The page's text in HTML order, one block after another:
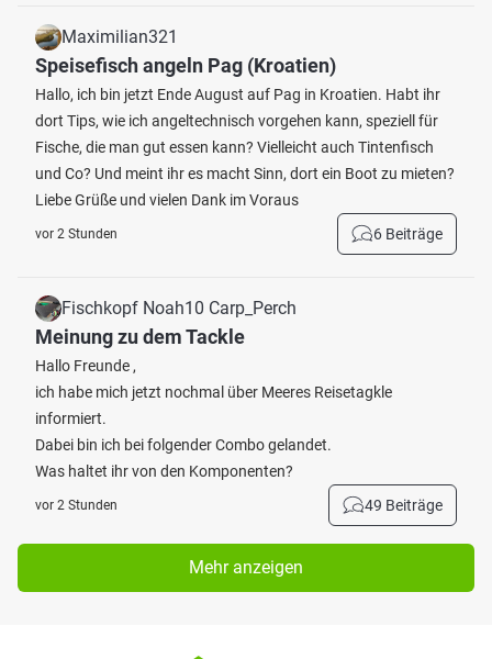
Maximilian321
Speisefisch angeln Pag (Kroatien)
Hallo, ich bin jetzt Ende August auf Pag in Kroatien. Habt ihr
dort Tips, wie ich angeltechnisch vorgehen kann, speziell für
Fische, die man gut essen kann? Vielleicht auch Tintenfisch
und Co? Und meint ihr es macht Sinn, dort ein Boot zu mieten?
Liebe Grüße und vielen Dank im Voraus
vor 2 Stunden 6 Beiträge
Fischkopf Noah10 Carp_Perch
Meinung zu dem Tackle
Hallo Freunde ,
ich habe mich jetzt nochmal über Meeres Reisetagkle
informiert.
Dabei bin ich bei folgender Combo gelandet.
Was haltet ihr von den Komponenten?
vor 2 Stunden 49 Beiträge
Mehr anzeigen